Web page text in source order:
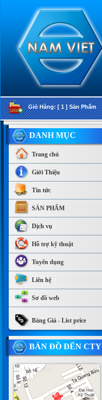
Giỏ Hàng: [ 1 ] Sản Phẩm
DANH MỤC
Trang chủ
Giới Thiệu
Tin tức
SẢN PHẨM
Dịch vụ
Hỗ trợ kỹ thuật
Tuyển dụng
Liên hệ
Sơ đồ web
Bảng Giá - List price
BẢN ĐỒ ĐẾN CTY